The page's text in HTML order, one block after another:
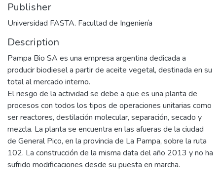
Publisher
Universidad FASTA. Facultad de Ingeniería
Description
Pampa Bio SA es una empresa argentina dedicada a
producir biodiesel a partir de aceite vegetal, destinada en su
total al mercado interno.
El riesgo de la actividad se debe a que es una planta de
procesos con todos los tipos de operaciones unitarias como
ser reactores, destilación molecular, separación, secado y
mezcla. La planta se encuentra en las afueras de la ciudad
de General Pico, en la provincia de La Pampa, sobre la ruta
102. La construcción de la misma data del año 2013 y no ha